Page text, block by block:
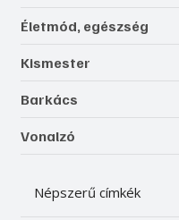
Életmód, egészség
Kismester
Barkács
Vonalzó
Népszerű címkék